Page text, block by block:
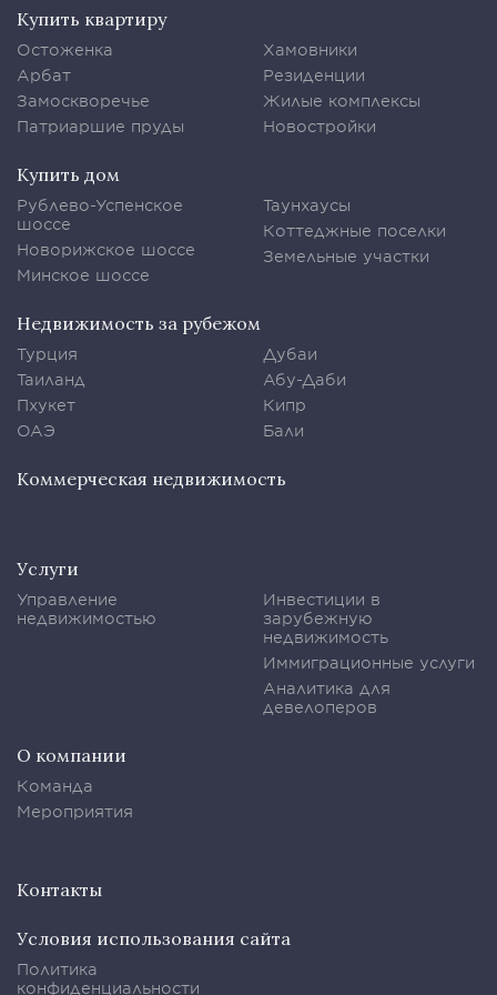
Купить квартиру
Остоженка
Арбат
Замоскворечье
Патриаршие пруды
Хамовники
Резиденции
Жилые комплексы
Новостройки
Купить дом
Рублево-Успенское
шоссе
Новорижское шоссе
Минское шоссе
Таунхаусы
Коттеджные поселки
Земельные участки
Недвижимость за рубежом
Турция
Таиланд
Пхукет
ОАЭ
Дубаи
Абу-Даби
Кипр
Бали
Коммерческая недвижимость
Услуги
Управление
недвижимостью
Инвестиции в
зарубежную
недвижимость
Иммиграционные услуги
Аналитика для
девелоперов
О компании
Команда
Мероприятия
Контакты
Условия использования сайта
Политика
конфиденциальности